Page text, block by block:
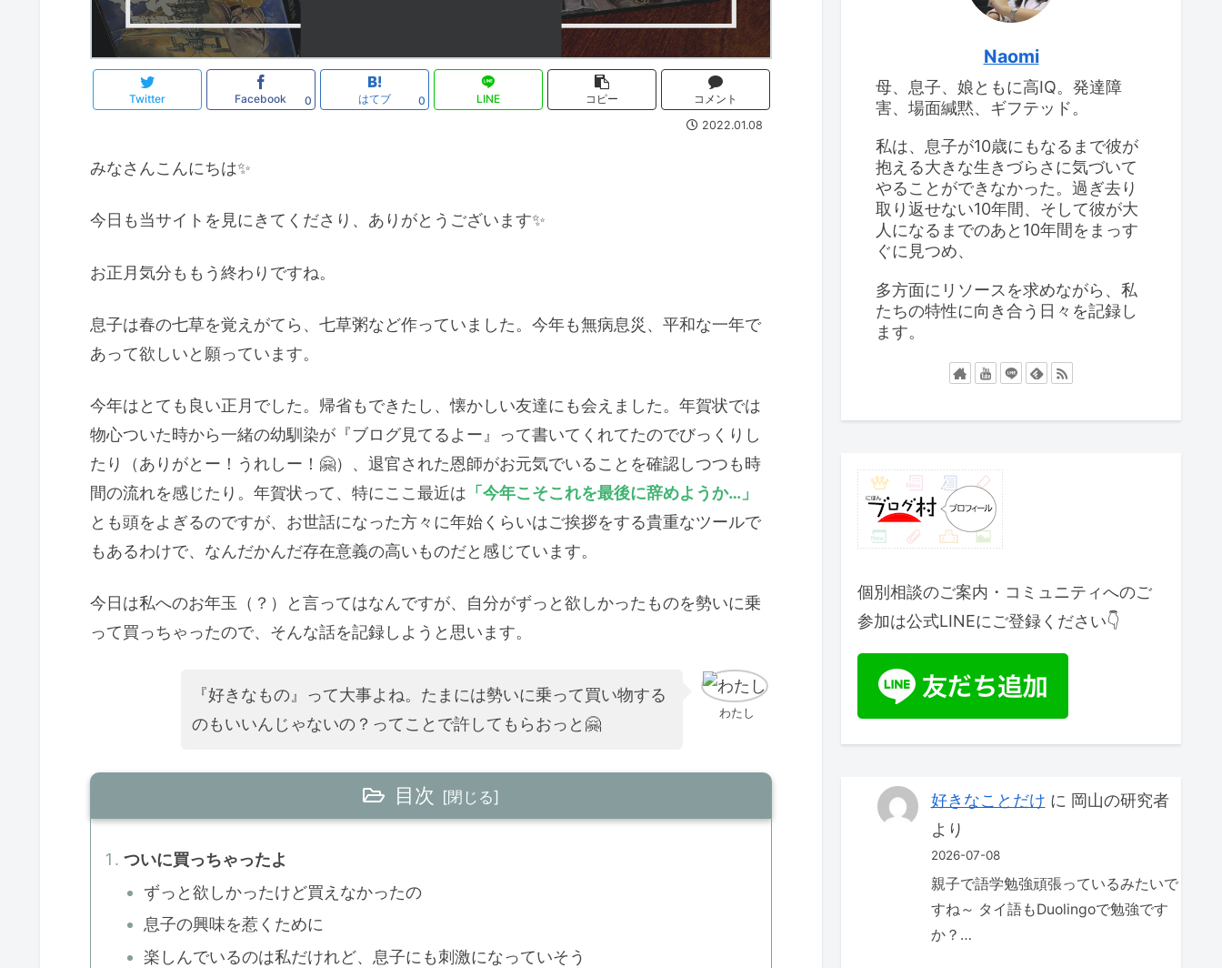
Twitter Facebook 0 はてブ 0 LINE コピー
コメント
2022.01.08
みなさんこんにちは✨
今日も当サイトを見にきてくださり、ありがとうございます✨
お正月気分ももう終わりですね。
息子は春の七草を覚えがてら、七草粥など作っていました。今年も無病息災、平和な一年で
あって欲しいと願っています。
今年はとても良い正月でした。帰省もできたし、懐かしい友達にも会えました。年賀状では
物心ついた時から一緒の幼馴染が『ブログ見てるよー』って書いてくれてたのでびっくりし
たり（ありがとー！うれしー！🤗）、退官された恩師がお元気でいることを確認しつつも時
間の流れを感じたり。年賀状って、特にここ最近は 「今年こそこれを最後に辞めようか…」
とも頭をよぎるのですが、お世話になった方々に年始くらいはご挨拶をする貴重なツールで
もあるわけで、なんだかんだ存在意義の高いものだと感じています。
今日は私へのお年玉（？）と言ってはなんですが、自分がずっと欲しかったものを勢いに乗
って買っちゃったので、そんな話を記録しようと思います。
わたし
『好きなもの』って大事よね。たまには勢いに乗って買い物する
のもいいんじゃないの？ってことで許してもらおっと🤗
目次
ついに買っちゃったよ
ずっと欲しかったけど買えなかったの
息子の興味を惹くために
楽しんでいるのは私だけれど、息子にも刺激になっていそう
息子のIQ：2回目の
高IQの女の子、思春期が
大変
食べ物をよくこぼすこと
と対応策
Naomi
母、息子、娘ともに高IQ。発達障
害、場面緘黙、ギフテッド。
私は、息子が10歳にもなるまで彼が
抱える大きな生きづらさに気づいて
やることができなかった。過ぎ去り
取り返せない10年間、そして彼が大
人になるまでのあと10年間をまっす
ぐに見つめ、
多方面にリソースを求めながら、私
たちの特性に向き合う日々を記録し
ます。
個別相談のご案内・コミュニティへのご
参加は公式LINEにご登録ください👇
好きなことだけ に 岡山の研究者
より
2026-07-08
親子で語学勉強頑張っているみたいで
すね～ タイ語もDuolingoで勉強です
か？…